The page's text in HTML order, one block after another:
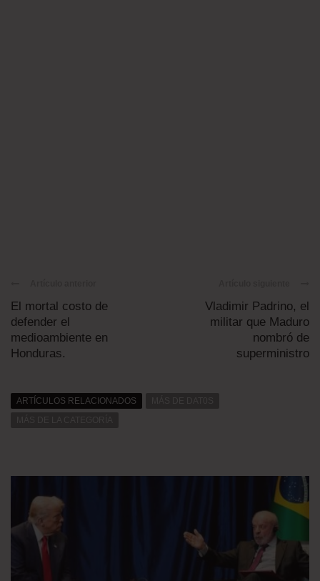
El mortal costo de
defender el
medioambiente en
Honduras.
Vladimir Padrino, el
militar que Maduro
nombró de
superministro
ARTÍCULOS RELACIONADOS